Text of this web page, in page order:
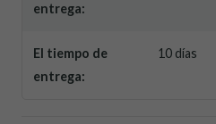
entrega:
El tiempo de
entrega:
10 días